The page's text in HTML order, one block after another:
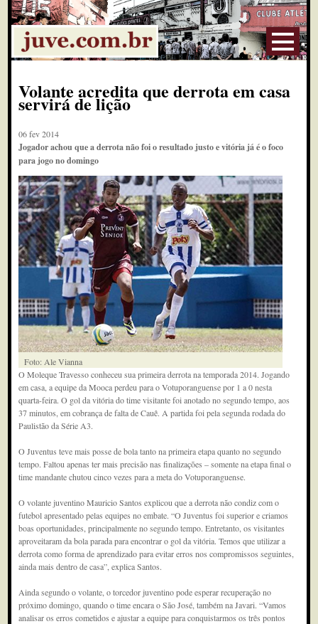
Volante acredita que derrota em casa
servirá de lição
06 fev 2014
Jogador achou que a derrota não foi o resultado justo e vitória já é o foco
para jogo no domingo
Foto: Ale Vianna
O Moleque Travesso conheceu sua primeira derrota na temporada 2014. Jogando
em casa, a equipe da Mooca perdeu para o Votuporanguense por 1 a 0 nesta
quarta-feira. O gol da vitória do time visitante foi anotado no segundo tempo, aos
37 minutos, em cobrança de falta de Cauê. A partida foi pela segunda rodada do
Paulistão da Série A3.
O Juventus teve mais posse de bola tanto na primeira etapa quanto no segundo
tempo. Faltou apenas ter mais precisão nas finalizações – somente na etapa final o
time mandante chutou cinco vezes para a meta do Votuporanguense.
O volante juventino Mauricio Santos explicou que a derrota não condiz com o
futebol apresentado pelas equipes no embate. “O Juventus foi superior e criamos
boas oportunidades, principalmente no segundo tempo. Entretanto, os visitantes
aproveitaram da bola parada para encontrar o gol da vitória. Temos que utilizar a
derrota como forma de aprendizado para evitar erros nos compromissos seguintes,
ainda mais dentro de casa”, explica Santos.
Ainda segundo o volante, o torcedor juventino pode esperar recuperação no
próximo domingo, quando o time encara o São José, também na Javari. “Vamos
analisar os erros cometidos e ajustar a equipe para conquistarmos os três pontos